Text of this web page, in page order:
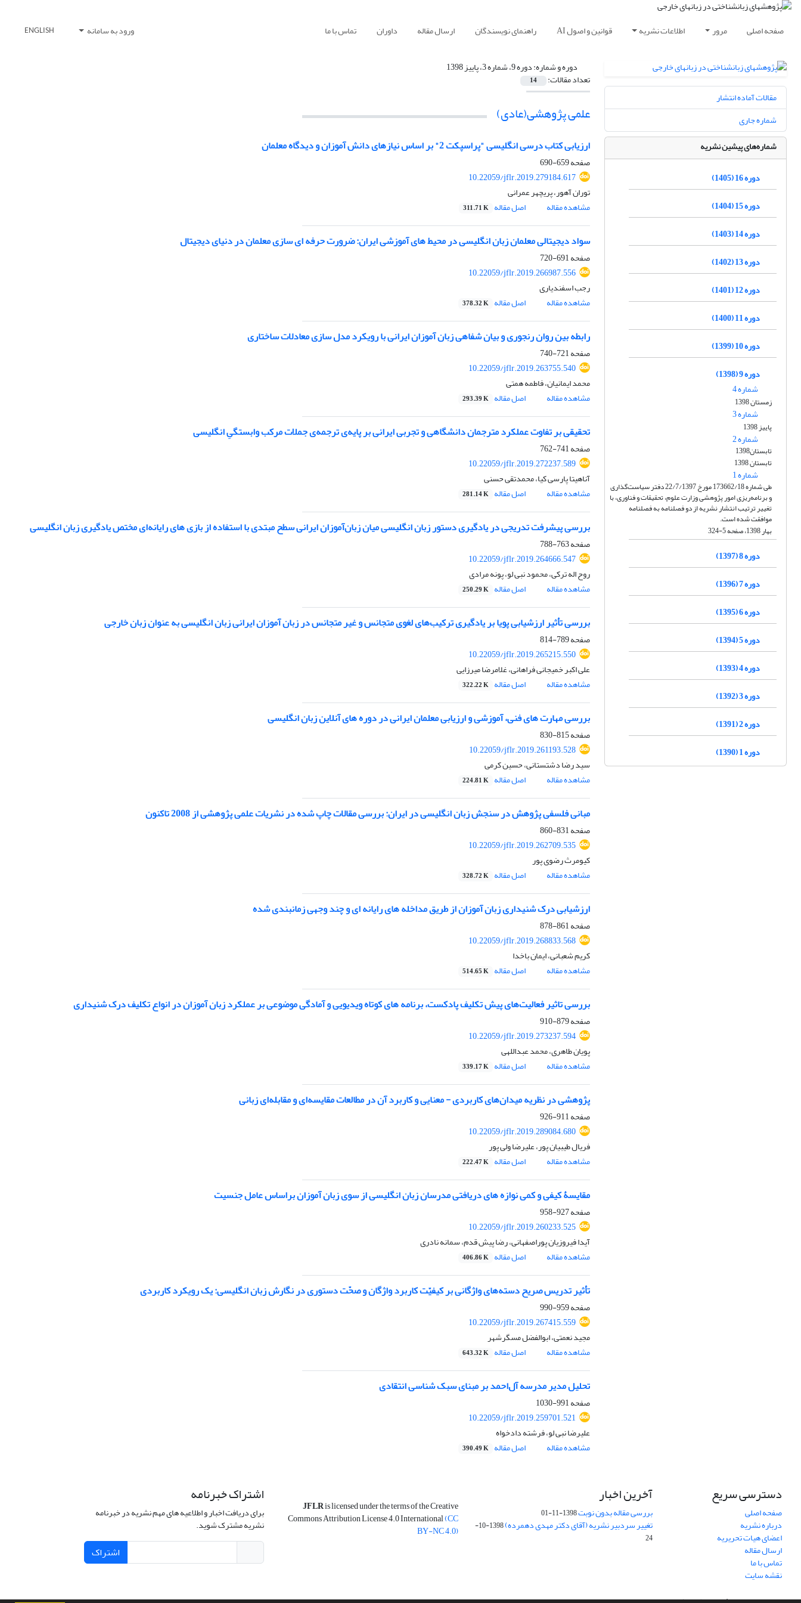
صفحه اصلی مرور اطلاعات نشریه قوانین و اصول AI راهنمای نویسندگان ارسال مقاله داوران تماس با ما ورود به سامانه ENGLISH
دوره و شماره:دوره 9، شماره 3، پاییز 1398
تعداد مقالات: 14
علمی پژوهشی(عادی)
ارزیابی کتاب درسی انگلیسی "پراسپکت 2" بر اساس نیازهای دانش آموزان و دیدگاه معلمان
صفحه659-690
10.22059/jflr.2019.279184.617
توران آهور، پریچهر عمرانی
مشاهده مقاله
اصل مقاله 311.71 K
سواد دیجیتالی معلمان زبان انگلیسی در محیط های آموزشی ایران: ضرورت حرفه ای سازی معلمان در دنیای دیجیتال
صفحه691-720
10.22059/jflr.2019.266987.556
رجب اسفندیاری
مشاهده مقاله
اصل مقاله 378.32 K
رابطه بین روان رنجوری و بیان شفاهی زبان آموزان ایرانی با رویکرد مدل سازی معادلات ساختاری
صفحه721-740
10.22059/jflr.2019.263755.540
محمد ایمانیان، فاطمه همتی
مشاهده مقاله
اصل مقاله 293.39 K
تحقیقی بر تفاوت عملکرد مترجمان دانشگاهی و تجربی ایرانی بر پایه‌ی ترجمه‌ی جملات مرکب وابستگیِ انگلیسی
صفحه741-762
10.22059/jflr.2019.272237.589
آناهیتا پارسی کیا، محمدتقی حسنی
مشاهده مقاله
اصل مقاله 281.14 K
بررسی پیشرفت تدریجی در یادگیری دستور زبان انگلیسی میان زبان‌آموزان ایرانی سطح مبتدی با استفاده از بازی های رایانه‌ای مختص یادگیری زبان انگلیسی
صفحه763-788
10.22059/jflr.2019.264666.547
روح اله ترکی، محمود نبی لو، پونه مرادی
مشاهده مقاله
اصل مقاله 250.29 K
بررسی تأثیر ارزشیابی پویا بر یادگیری ترکیب‌های لغوی متجانس و غیر متجانس در زبان آموزان ایرانی زبان انگلیسی به‌ عنوان زبان خارجی
صفحه789-814
10.22059/jflr.2019.265215.550
علی اکبر خمیجانی فراهانی، غلامرضا میرزایی
مشاهده مقاله
اصل مقاله 322.22 K
بررسی مهارت های فنی، آموزشی و ارزیابی معلمان ایرانی در دوره های آنلاین زبان انگلیسی
صفحه815-830
10.22059/jflr.2019.261193.528
سید رضا دشتستانی، حسین کرمی
مشاهده مقاله
اصل مقاله 224.81 K
مبانی فلسفی پژوهش در سنجش زبان انگلیسی در ایران: بررسی مقالات چاپ شده در نشریات علمی پژوهشی از 2008 تاکنون
صفحه831-860
10.22059/jflr.2019.262709.535
کیومرث رضوی پور
مشاهده مقاله
اصل مقاله 328.72 K
ارزشیابی درک شنیداری زبان آموزان از طریق مداخله های رایانه ای و چند وجهی زمانبندی شده
صفحه861-878
10.22059/jflr.2019.268833.568
کریم شعبانی، ایمان باخدا
مشاهده مقاله
اصل مقاله 514.65 K
بررسی تاثیر فعالیت‌های پیش تکلیف پادکست، برنامه های کوتاه ویدیویی و آمادگی موضوعی بر عملکرد زبان آموزان در انواع تکلیف درک شنیداری
صفحه879-910
10.22059/jflr.2019.273237.594
پویان طاهری، محمد عبداللهی
مشاهده مقاله
اصل مقاله 339.17 K
پژوهشی در ‌نظریه میدان‌های کاربردی - معنایی و کاربرد آن در مطالعات مقایسه‌ای و مقابله‌ای زبانی
صفحه911-926
10.22059/jflr.2019.289084.680
فریال طیبیان پور، علیرضا ولی پور
مشاهده مقاله
اصل مقاله 222.47 K
مقایسۀ کیفی و کمی نوازه های دریافتی مدرسان زبان انگلیسی از سوی زبان آموزان براساس عامل جنسیت
صفحه927-958
10.22059/jflr.2019.260233.525
آیدا فیروزیان پوراصفهانی، رضا پیش قدم، سمانه نادری
مشاهده مقاله
اصل مقاله 406.86 K
تأثیر تدریس صریح دسته‌های واژگانی بر کیفیّت کاربرد واژگان و صحّت دستوری در نگارش زبان انگلیسی: یک رویکرد کاربردی
صفحه959-990
10.22059/jflr.2019.267415.559
مجید نعمتی، ابوالفضل مسگرشهر
مشاهده مقاله
اصل مقاله 643.32 K
تحلیل مدیر مدرسه آل‌احمد بر مبنای سبک شناسی انتقادی
صفحه991-1030
10.22059/jflr.2019.259701.521
علیرضا نبی لو، فرشته دادخواه
مشاهده مقاله
اصل مقاله 390.49 K
مقالات آماده انتشار
شماره جاری
شماره‌های پیشین نشریه
دوره 16 (1405)
دوره 15 (1404)
دوره 14 (1403)
دوره 13 (1402)
دوره 12 (1401)
دوره 11 (1400)
دوره 10 (1399)
دوره 9 (1398)
شماره 4
زمستان 1398
شماره 3
پاییز 1398
شماره 2
تابستان1398
تابستان 1398
شماره 1
طی شماره 173662/18 مورخ 22/7/1397 دفتر سیاست‌گذاری
و برنامه‌ریزی امور پژوهشی وزارت علوم، تحقیقات و فناوری، با
تغییر ترتیب انتشار نشریه از دو فصلنامه به فصلنامه
موافقت شده است.
بهار 1398، صفحه 5-324
دوره 8 (1397)
دوره 7 (1396)
دوره 6 (1395)
دوره 5 (1394)
دوره 4 (1393)
دوره 3 (1392)
دوره 2 (1391)
دوره 1 (1390)
دسترسی سریع
صفحه اصلی
درباره نشریه
اعضای هیات تحریریه
ارسال مقاله
تماس با ما
نقشه سایت
آخرین اخبار
بررسی مقاله بدون نوبت1398-11-01
تغییر سردبیر نشریه (آقای دکتر مهدی دهمرده)
1398-10-
24
JFLRis licensed under the terms of the Creative
Commons Attribution License 4.0 International(CC
BY-NC 4.0)
اشتراک خبرنامه
برای دریافت اخبار و اطلاعیه های مهم نشریه در خبرنامه
نشریه مشترک شوید.
اشتراک